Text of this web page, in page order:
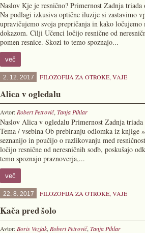
Naslov Kje je resnično? Primernost Zadnja triada
Na podlagi izkusiva optične iluzije si zastavimo
upravičujemo svoja prepričanja in kako
dokazom. Cilji Učenci ločijo resnične od
pomen resnice. Skozi to temo spoznajo...
več
2. 12. 2017 FILOZOFIJA ZA OTROKE, VAJE
Alica v ogledalu
Avtor: Robert Petrovič, Tanja Pihlar
Naslov Alica v ogledalu Primernost Zadnja triada
Tema / vsebina Ob prebiranju odlomka iz knjige
seznanijo in poučijo o razlikovanju med
ločijo resnične od neresničnih sodb, poskušajo
temo spoznajo praznoverja,...
več
22. 8. 2017 FILOZOFIJA ZA OTROKE, VAJE
Kača pred šolo
Avtor: Boris Vezjak, Robert Petrovič, Tanja Pihlar